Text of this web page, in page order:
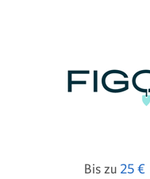
Bis zu 25 €